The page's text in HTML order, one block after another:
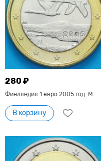
280 ₽
Финляндия 1 евро 2005 год. М
В корзину